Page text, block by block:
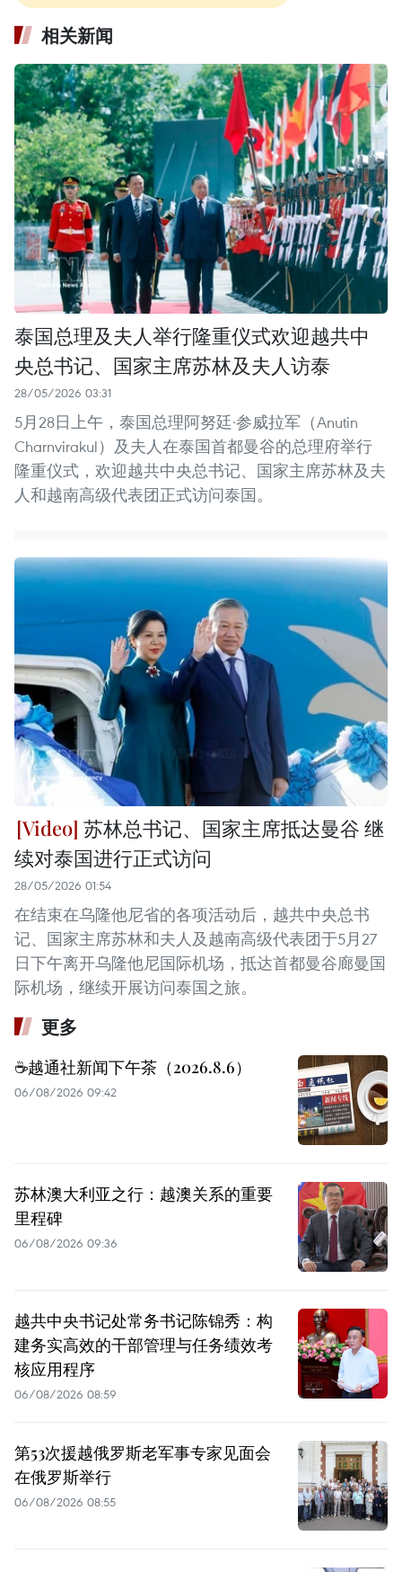
相关新闻
泰国总理及夫人举行隆重仪式欢迎越共中
央总书记、国家主席苏林及夫人访泰
28/05/2026 03:31
5月28日上午，泰国总理阿努廷·参威拉军（Anutin
Charnvirakul）及夫人在泰国首都曼谷的总理府举行
隆重仪式，欢迎越共中央总书记、国家主席苏林及夫
人和越南高级代表团正式访问泰国。
苏林总书记、国家主席抵达曼谷 继
续对泰国进行正式访问
28/05/2026 01:54
在结束在乌隆他尼省的各项活动后，越共中央总书
记、国家主席苏林和夫人及越南高级代表团于5月27
日下午离开乌隆他尼国际机场，抵达首都曼谷廊曼国
际机场，继续开展访问泰国之旅。
更多
☕️越通社新闻下午茶（2026.8.6）
06/08/2026 09:42
苏林澳大利亚之行：越澳关系的重要
里程碑
06/08/2026 09:36
越共中央书记处常务书记陈锦秀：构
建务实高效的干部管理与任务绩效考
核应用程序
06/08/2026 08:59
第53次援越俄罗斯老军事专家见面会
在俄罗斯举行
06/08/2026 08:55